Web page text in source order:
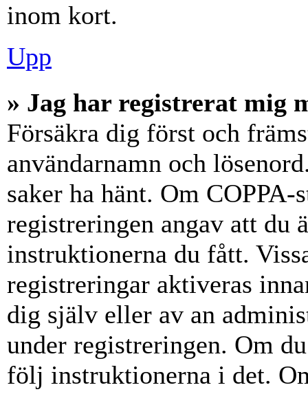
inom kort.
Upp
» Jag har registrerat mig
Försäkra dig först och
användarnamn och
saker ha hänt. Om
registreringen angav att du
instruktionerna du fått.
registreringar aktiveras
dig själv eller av an
under registreringen. Om
följ instruktionerna i det.